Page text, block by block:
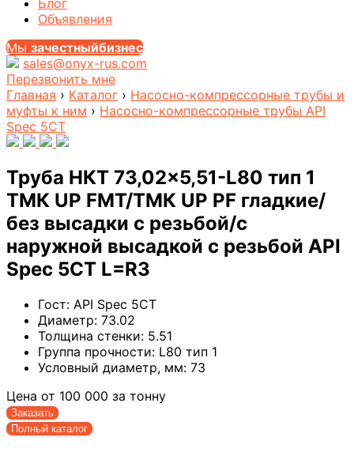
Блог
Объявления
Мы зачестныйбизнес
sales@onyx-rus.com
Перезвонить мне
Главная › Каталог › Насосно-компрессорные трубы и
муфты к ним › Насосно-компрессорные трубы API
Spec 5CT
Труба НКТ 73,02×5,51-L80 тип 1
ТМК UP FMT/ТМК UP PF гладкие/
без высадки с резьбой/с
наружной высадкой с резьбой API
Spec 5CT L=R3
Гост: API Spec 5CT
Диаметр: 73.02
Толщина стенки: 5.51
Группа прочности: L80 тип 1
Условный диаметр, мм: 73
Цена от 100 000 за тонну
Заказать
Полный каталог